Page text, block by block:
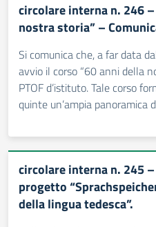
circolare interna n. 246
nostra storia” –
Si comunica che, a far data
avvio il corso “60 anni della
PTOF d’istituto. Tale corso
quinte un’ampia panoramica
circolare interna n. 245
progetto
della lingua tedesca”.